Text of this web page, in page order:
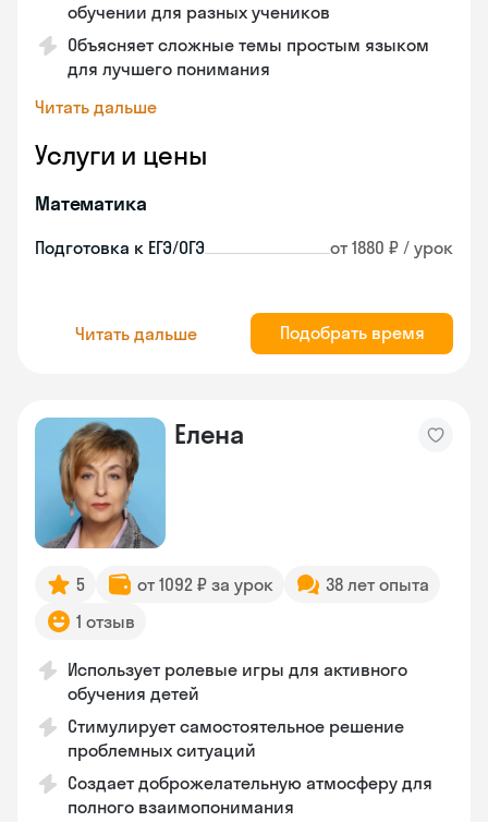
обучении для разных учеников
Объясняет сложные темы простым языком
для лучшего понимания
Читать дальше
Услуги и цены
Математика
Подготовка к ЕГЭ/ОГЭ от 1880 ₽ / урок
Читать дальше Подобрать время
Елена
5 от 1092 ₽ за урок
38 лет опыта
1 отзыв
Использует ролевые игры для активного
обучения детей
Стимулирует самостоятельное решение
проблемных ситуаций
Создает доброжелательную атмосферу для
полного взаимопонимания